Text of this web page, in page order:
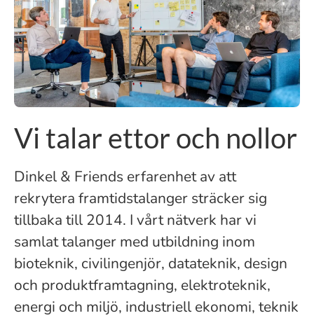
Vi talar ettor och nollor
Dinkel & Friends erfarenhet av att
rekrytera framtidstalanger sträcker sig
tillbaka till 2014. I vårt nätverk har vi
samlat talanger med utbildning inom
bioteknik, civilingenjör, datateknik, design
och produktframtagning, elektroteknik,
energi och miljö, industriell ekonomi, teknik